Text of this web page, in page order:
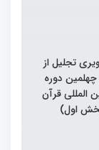
تجلیل از
چهلمین دوره
المللی قرآن
اول)